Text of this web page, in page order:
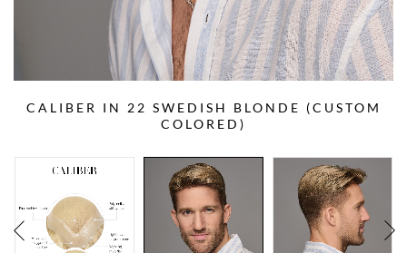
CALIBER IN 22 SWEDISH BLONDE (CUSTOM
COLORED)